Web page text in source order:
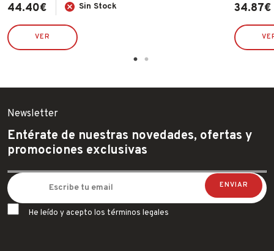
44.40€ Sin Stock
VER
34.87€
Newsletter
Entérate de nuestras novedades, ofertas y
promociones exclusivas
He leído y acepto los términos legales